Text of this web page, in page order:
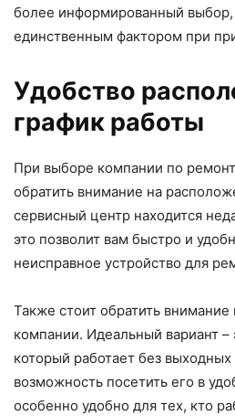
более информированный выбор,
единственным фактором при
Удобство
график работы
При выборе компании по
обратить внимание на
сервисный центр находится
это позволит вам быстро и
неисправное устройство для
Также стоит обратить внимание
компании. Идеальный вариант –
который работает без
возможность посетить его в
особенно удобно для тех, кто